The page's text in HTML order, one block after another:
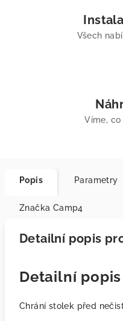
Všech
Víme,
Popis Parametry
Značka Camp4
Detailní popis
Detailní popis
Chrání stolek před